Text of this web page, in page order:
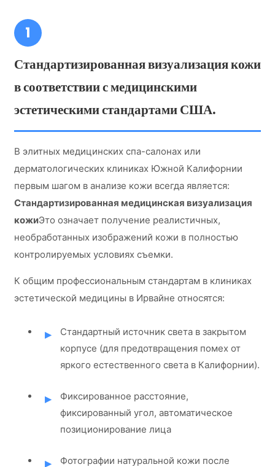
1
Стандартизированная визуализация кожи
в соответствии с медицинскими
эстетическими стандартами США.
В элитных медицинских спа-салонах или
дерматологических клиниках Южной Калифорнии
первым шагом в анализе кожи всегда является:
Стандартизированная медицинская визуализация
кожиЭто означает получение реалистичных,
необработанных изображений кожи в полностью
контролируемых условиях съемки.
К общим профессиональным стандартам в клиниках
эстетической медицины в Ирвайне относятся:
Стандартный источник света в закрытом
корпусе (для предотвращения помех от
яркого естественного света в Калифорнии).
Фиксированное расстояние,
фиксированный угол, автоматическое
позиционирование лица
Фотографии натуральной кожи после